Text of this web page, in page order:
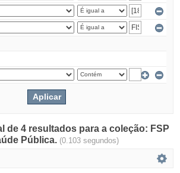
de 4 resultados para a coleção: FSP
Pública. (0.103 segundos)